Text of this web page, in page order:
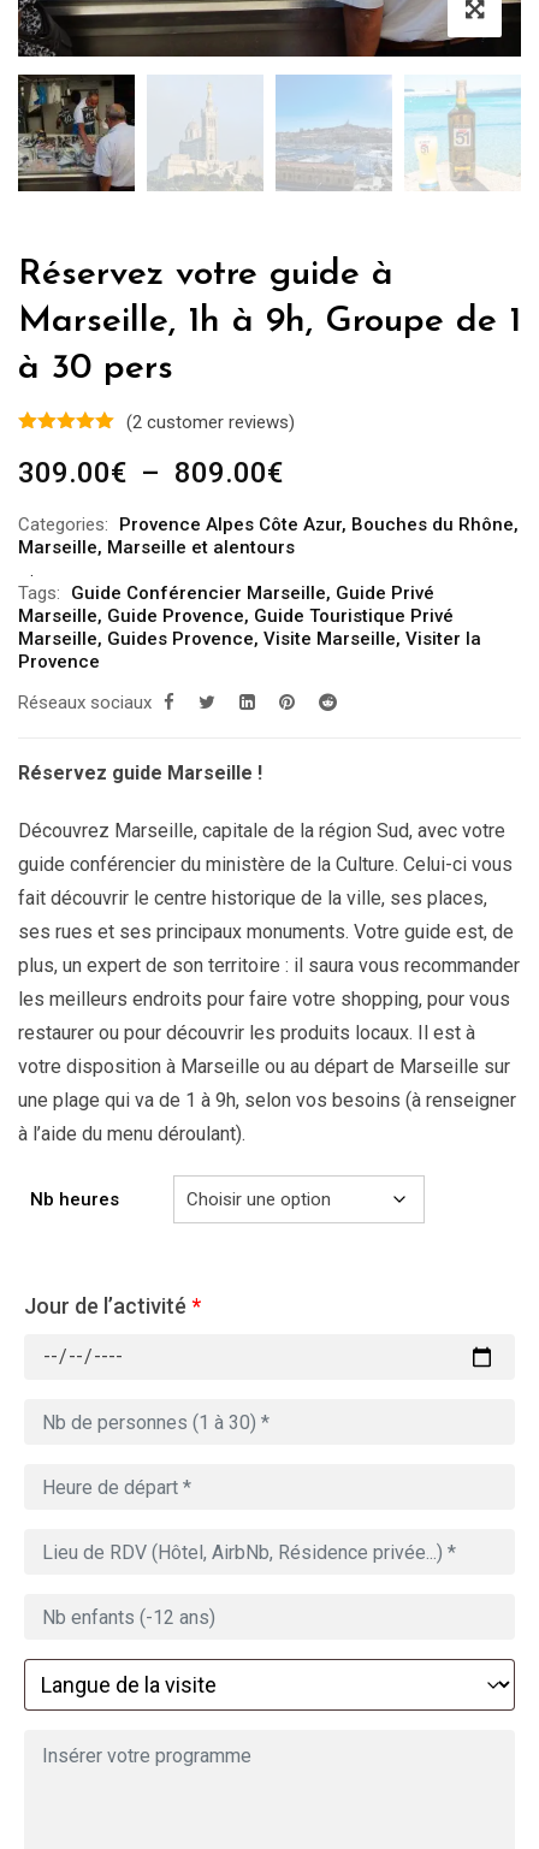
Réservez votre guide à
Marseille, 1h à 9h, Groupe de 1
à 30 pers
(2 customer reviews)
309.00€ – 809.00€Plage
prix :
à
809.00€
Categories: Provence Alpes Côte Azur, Bouches du Rhône,
Marseille, Marseille et alentours
Tags: Guide Conférencier Marseille, Guide Privé
Marseille, Guide Provence, Guide Touristique Privé
Marseille, Guides Provence, Visite Marseille, Visiter la
Provence
Réseaux sociaux
Réservez guide Marseille !
Découvrez Marseille, capitale de la région Sud, avec votre
guide conférencier du ministère de la Culture. Celui-ci vous
fait découvrir le centre historique de la ville, ses places,
ses rues et ses principaux monuments. Votre guide est, de
plus, un expert de son territoire : il saura vous recommander
les meilleurs endroits pour faire votre shopping, pour vous
restaurer ou pour découvrir les produits locaux. Il est à
votre disposition à Marseille ou au départ de Marseille sur
une plage qui va de 1 à 9h, selon vos besoins (à renseigner
à l’aide du menu déroulant).
Nb heures
Jour de l’activité *